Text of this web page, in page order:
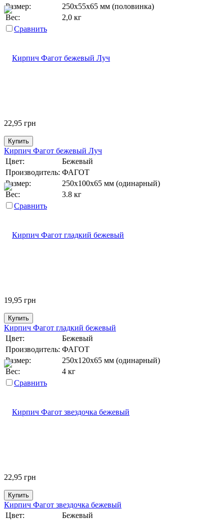
Размер:
250х55х65 мм (половинка)
Вес:
2,0 кг
Сравнить
22,95 грн
Купить
Кирпич Фагот бежевый Луч
Цвет:
Бежевый
Производитель: ФАГОТ
Размер:
250х100х65 мм (одинарный)
Вес:
3.8 кг
Сравнить
19,95 грн
Купить
Кирпич Фагот гладкий бежевый
Цвет:
Бежевый
Производитель: ФАГОТ
Размер:
250х120х65 мм (одинарный)
Вес:
4 кг
Сравнить
22,95 грн
Купить
Кирпич Фагот звездочка бежевый
Цвет:
Бежевый